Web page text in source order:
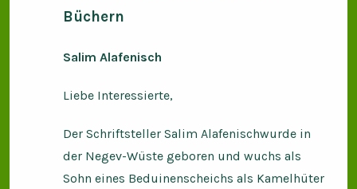
Büchern
Salim Alafenisch
Liebe Interessierte,
Der Schriftsteller Salim Alafenischwurde in
der Negev-Wüste geboren und wuchs als
Sohn eines Beduinenscheichs als Kamelhüter